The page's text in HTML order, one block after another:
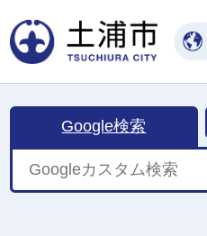
Google検索